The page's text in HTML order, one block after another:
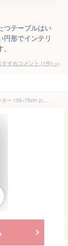
つテーブルはい
円形でインテリ
すめコメント (1件) >
こたつ テーブル こたつテーブル 長方形 フラットヒーター 105×75cm おしゃれなアンティーク調天板 YLW-1059MC(MBK) リビングこたつ 家具調 コタツ YLW1059MCMBK ユアサプライムス YUASA